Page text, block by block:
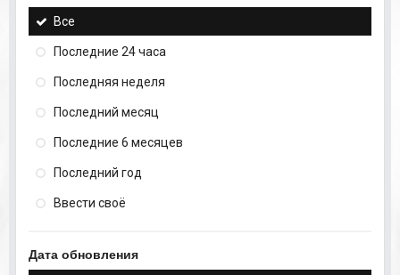
Все
Последние 24 часа
Последняя неделя
Последний месяц
Последние 6 месяцев
Последний год
Ввести своё
Дата обновления